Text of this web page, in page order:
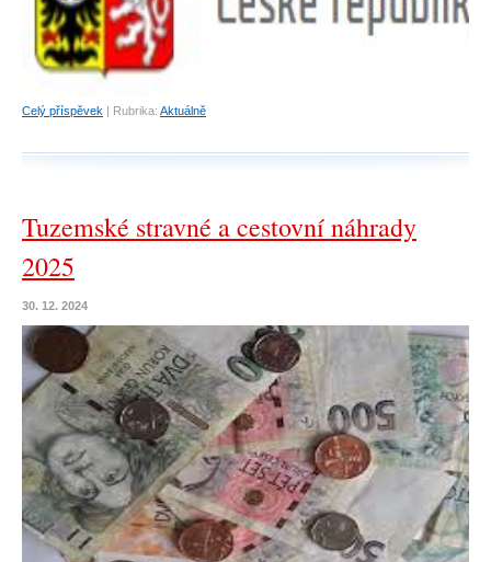
Celý příspěvek | Rubrika: Aktuálně
Tuzemské stravné a cestovní náhrady
2025
30. 12. 2024